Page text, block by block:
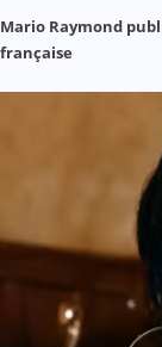
Mario Raymond
française